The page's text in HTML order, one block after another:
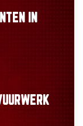
IN